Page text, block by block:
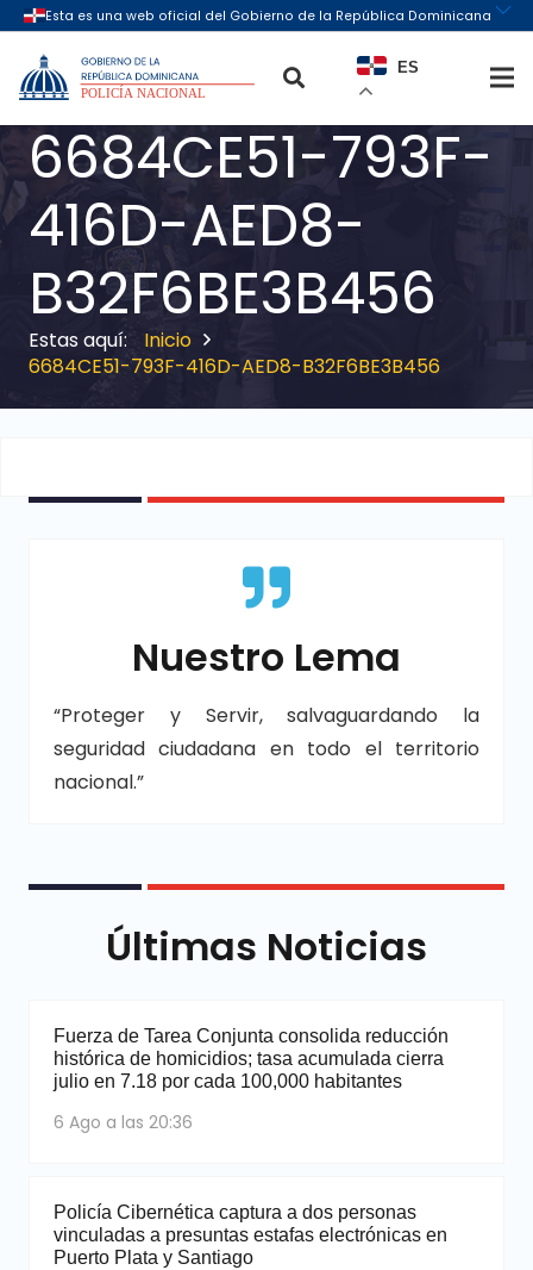
ES
6684CE51-793F-
416D-AED8-
B32F6BE3B456
Inicio
6684CE51-793F-416D-AED8-B32F6BE3B456
Nuestro Lema
“Proteger y Servir, salvaguardando la
seguridad ciudadana en todo el territorio
nacional.”
Últimas Noticias
Fuerza de Tarea Conjunta consolida reducción
histórica de homicidios; tasa acumulada cierra
julio en 7.18 por cada 100,000 habitantes
6 Ago a las 20:36
Policía Cibernética captura a dos personas
vinculadas a presuntas estafas electrónicas en
Puerto Plata y Santiago